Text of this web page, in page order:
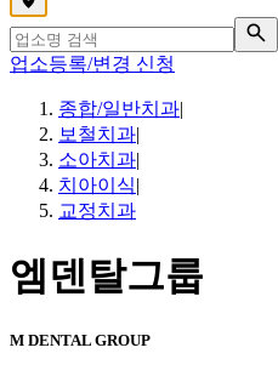
,
업소등록/변경 신청
종합/일반치과|
보철치과|
소아치과|
치아이식|
교정치과
엠덴탈그룹
M DENTAL GROUP